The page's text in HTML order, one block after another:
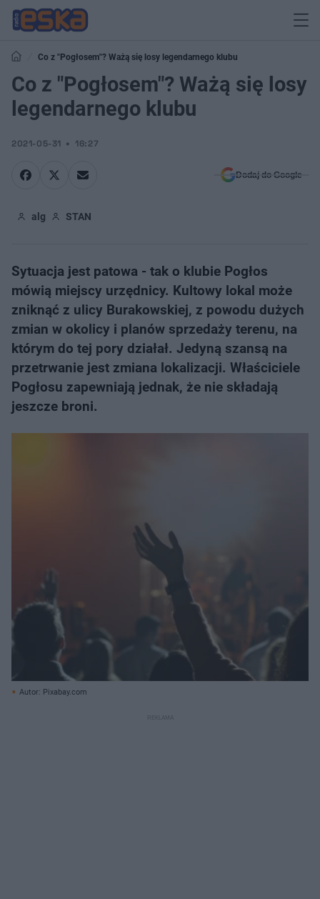
Co z "Pogłosem"? Ważą się losy legendarnego klubu
Co z "Pogłosem"? Ważą się losy
legendarnego klubu
2021-05-31 16:27
Dodaj do Google
alg STAN
Sytuacja jest patowa - tak o klubie Pogłos
mówią miejscy urzędnicy. Kultowy lokal może
zniknąć z ulicy Burakowskiej, z powodu dużych
zmian w okolicy i planów sprzedaży terenu, na
którym do tej pory działał. Jedyną szansą na
przetrwanie jest zmiana lokalizacji. Właściciele
Pogłosu zapewniają jednak, że nie składają
jeszcze broni.
Autor: Pixabay.com